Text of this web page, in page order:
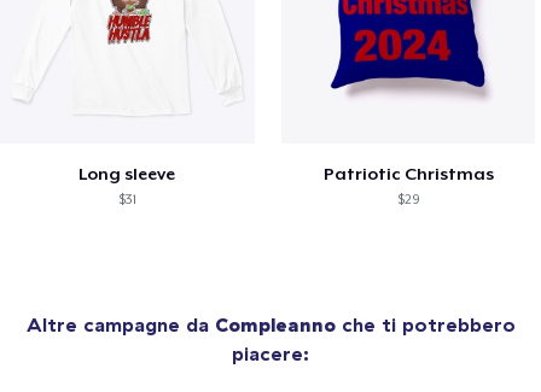
Long sleeve
$31
Patriotic Christmas
$29
Altre campagne da Compleannoche ti potrebbero
piacere: